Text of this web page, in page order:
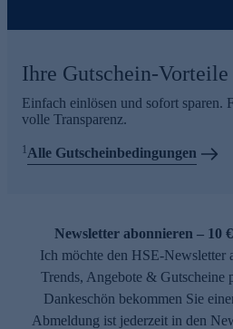
Ihre Gutschein-
Einfach einlösen und sofort sparen.
volle Transparenz.
1Alle Gutscheinbedingungen
Newsletter abonnieren – 10
Ich möchte den HSE-Newsletter
Trends, Angebote & Gutscheine
Dankeschön bekommen Sie
Abmeldung ist jederzeit in den